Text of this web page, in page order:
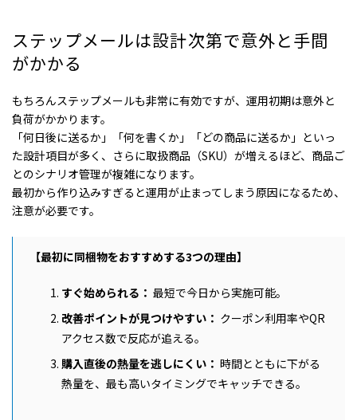
ステップメールは設計次第で意外と手間
がかかる
もちろんステップメールも非常に有効ですが、運用初期は意外と
負荷がかかります。
「何日後に送るか」「何を書くか」「どの商品に送るか」といっ
た設計項目が多く、さらに取扱商品（SKU）が増えるほど、商品ご
とのシナリオ管理が複雑になります。
最初から作り込みすぎると運用が止まってしまう原因になるため、
注意が必要です。
【最初に同梱物をおすすめする3つの理由】
すぐ始められる： 最短で今日から実施可能。
改善ポイントが見つけやすい： クーポン利用率やQR
アクセス数で反応が追える。
購入直後の熱量を逃しにくい： 時間とともに下がる
熱量を、最も高いタイミングでキャッチできる。